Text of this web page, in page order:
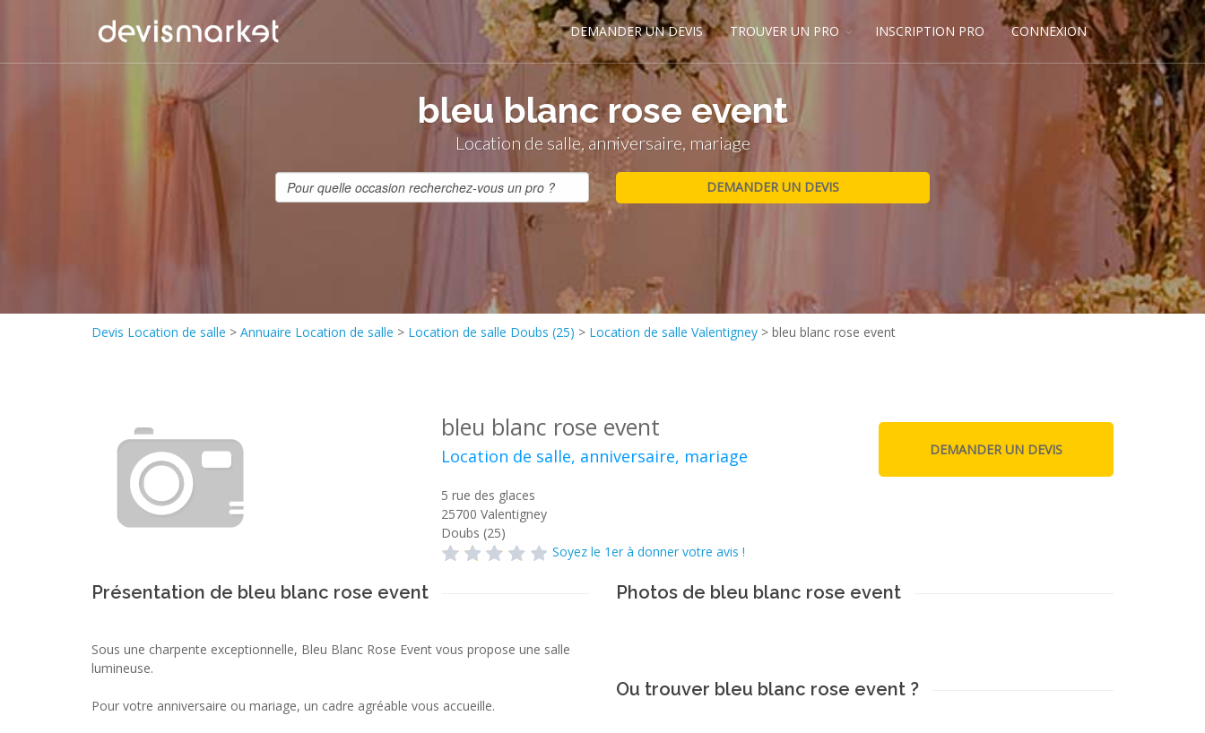
DEMANDER UN DEVIS TROUVER UN PRO INSCRIPTION PRO CONNEXION
bleu blanc rose event
Location de salle, anniversaire, mariage
Devis Location de salle > Annuaire Location de salle > Location de salle Doubs (25) > Location de salle Valentigney > bleu blanc rose event
bleu blanc rose event
Location de salle, anniversaire, mariage
5 rue des glaces
25700 Valentigney
Doubs (25)
Soyez le 1er à donner votre avis !
Présentation de bleu blanc rose event
Sous une charpente exceptionnelle, Bleu Blanc Rose Event vous propose une salle
lumineuse.
Pour votre anniversaire ou mariage, un cadre agréable vous accueille.
Photos de bleu blanc rose event
Ou trouver bleu blanc rose event ?